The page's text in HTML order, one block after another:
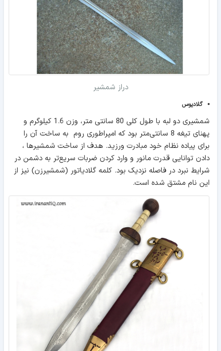
دراز شمشیر
گلادیوس
شمشیری دو لبه با طول کلی 80 سانتی ‌متر، وزن 1.6 کیلوگرم و
پهنای تیغه 8 سانتی‌متر بود که امپراطوری روم به ساخت آن را
برای پیاده نظام خود مبادرت ورزید. هدف از ساخت شمشیرها ،
دادن توانایی قدرت مانور و وارد کردن ضربات سریع‌تر به دشمن در
شرایط نبرد در فاصله نزدیک بود. کلمه گلادیاتور (شمشیرزن) نیز از
این نام مشتق شده است.